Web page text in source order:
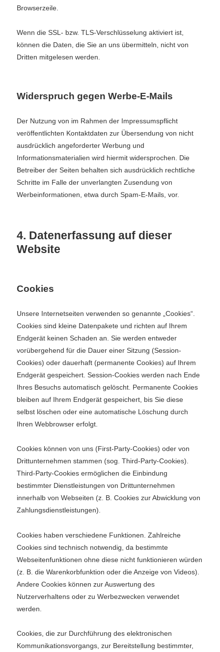
Browserzeile.
Wenn die SSL- bzw. TLS-Verschlüsselung aktiviert ist,
können die Daten, die Sie an uns übermitteln, nicht von
Dritten mitgelesen werden.
Widerspruch gegen Werbe-E-Mails
Der Nutzung von im Rahmen der Impressumspflicht
veröffentlichten Kontaktdaten zur Übersendung von nicht
ausdrücklich angeforderter Werbung und
Informationsmaterialien wird hiermit widersprochen. Die
Betreiber der Seiten behalten sich ausdrücklich rechtliche
Schritte im Falle der unverlangten Zusendung von
Werbeinformationen, etwa durch Spam-E-Mails, vor.
4. Datenerfassung auf dieser
Website
Cookies
Unsere Internetseiten verwenden so genannte „Cookies“.
Cookies sind kleine Datenpakete und richten auf Ihrem
Endgerät keinen Schaden an. Sie werden entweder
vorübergehend für die Dauer einer Sitzung (Session-
Cookies) oder dauerhaft (permanente Cookies) auf Ihrem
Endgerät gespeichert. Session-Cookies werden nach Ende
Ihres Besuchs automatisch gelöscht. Permanente Cookies
bleiben auf Ihrem Endgerät gespeichert, bis Sie diese
selbst löschen oder eine automatische Löschung durch
Ihren Webbrowser erfolgt.
Cookies können von uns (First-Party-Cookies) oder von
Drittunternehmen stammen (sog. Third-Party-Cookies).
Third-Party-Cookies ermöglichen die Einbindung
bestimmter Dienstleistungen von Drittunternehmen
innerhalb von Webseiten (z. B. Cookies zur Abwicklung von
Zahlungsdienstleistungen).
Cookies haben verschiedene Funktionen. Zahlreiche
Cookies sind technisch notwendig, da bestimmte
Webseitenfunktionen ohne diese nicht funktionieren würden
(z. B. die Warenkorbfunktion oder die Anzeige von Videos).
Andere Cookies können zur Auswertung des
Nutzerverhaltens oder zu Werbezwecken verwendet
werden.
Cookies, die zur Durchführung des elektronischen
Kommunikationsvorgangs, zur Bereitstellung bestimmter,